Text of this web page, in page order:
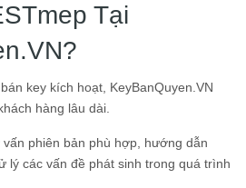
Tại
key kích hoạt, KeyBanQuyen.VN
hàng lâu dài.
phiên bản phù hợp, hướng dẫn
lý các vấn đề phát sinh trong quá trình